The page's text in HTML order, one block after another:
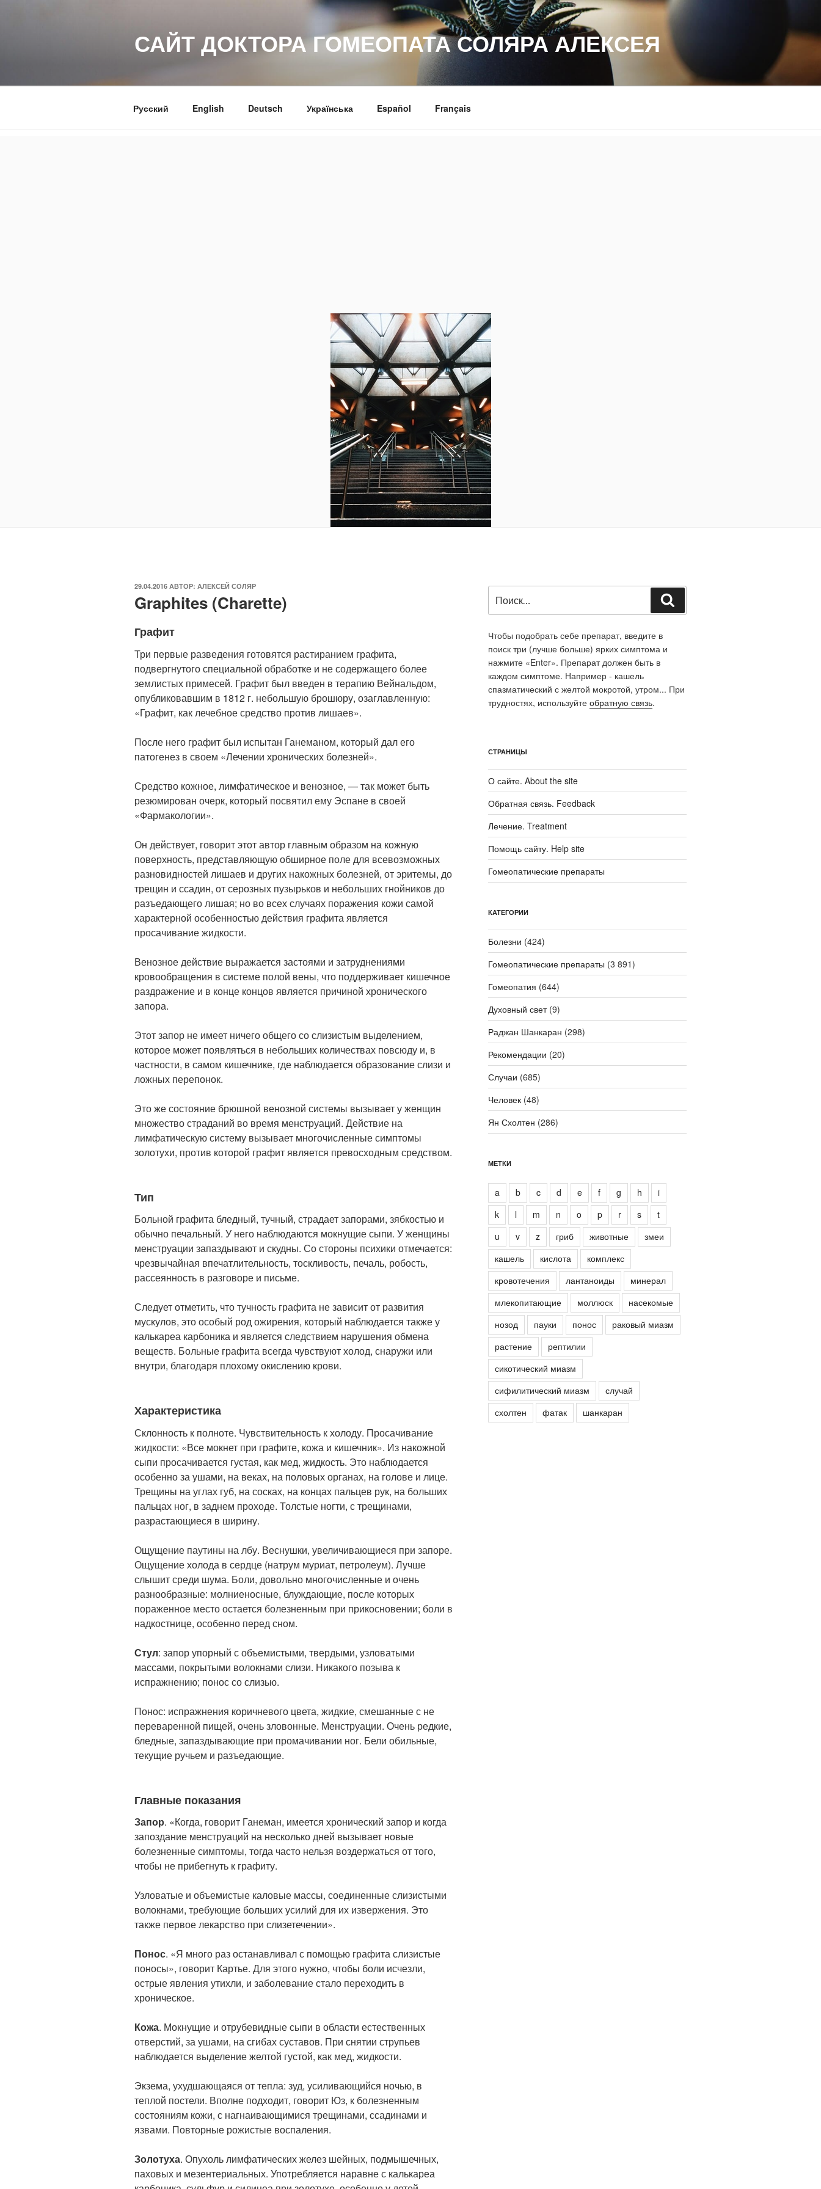
САЙТ ДОКТОРА ГОМЕОПАТА СОЛЯРА АЛЕКСЕЯ
Русский English Deutsch Українська Español Français
ОПУБЛИКОВАНО
29.04.2016 АВТОР: АЛЕКСЕЙ СОЛЯР
Graphites (Charette)
Графит
Три первые разведения готовятся растиранием графита,
подвергнутого специальной обработке и не содержащего более
землистых примесей. Графит был введен в терапию Вейнальдом,
опубликовавшим в 1812 г. небольшую брошюру, озаглавленную:
«Графит, как лечебное средство против лишаев».
После него графит был испытан Ганеманом, который дал его
патогенез в своем «Лечении хронических болезней».
Средство кожное, лимфатическое и венозное, — так может быть
резюмирован очерк, который посвятил ему Эспане в своей
«Фармакологии».
Он действует, говорит этот автор главным образом на кожную
поверхность, представляющую обширное поле для всевозможных
разновидностей лишаев и других накожных болезней, от эритемы, до
трещин и ссадин, от серозных пузырьков и небольших гнойников до
разъедающего лишая; но во всех случаях поражения кожи самой
характерной особенностью действия графита является
просачивание жидкости.
Венозное действие выражается застоями и затруднениями
кровообращения в системе полой вены, что поддерживает кишечное
раздражение и в конце концов является причиной хронического
запора.
Этот запор не имеет ничего общего со слизистым выделением,
которое может появляться в небольших количествах повсюду и, в
частности, в самом кишечнике, где наблюдается образование слизи и
ложных перепонок.
Это же состояние брюшной венозной системы вызывает у женщин
множество страданий во время менструаций. Действие на
лимфатическую систему вызывает многочисленные симптомы
золотухи, против которой графит является превосходным средством.
Тип
Больной графита бледный, тучный, страдает запорами, зябкостью и
обычно печальный. У него наблюдаются мокнущие сыпи. У женщины
менструации запаздывают и скудны. Со стороны психики отмечается:
чрезвычайная впечатлительность, тоскливость, печаль, робость,
рассеянность в разговоре и письме.
Следует отметить, что тучность графита не зависит от развития
мускулов, это особый род ожирения, который наблюдается также у
калькареа карбоника и является следствием нарушения обмена
веществ. Больные графита всегда чувствуют холод, снаружи или
внутри, благодаря плохому окислению крови.
Характеристика
Склонность к полноте. Чувствительность к холоду. Просачивание
жидкости: «Все мокнет при графите, кожа и кишечник». Из накожной
сыпи просачивается густая, как мед, жидкость. Это наблюдается
особенно за ушами, на веках, на половых органах, на голове и лице.
Трещины на углах губ, на сосках, на концах пальцев рук, на больших
пальцах ног, в заднем проходе. Толстые ногти, с трещинами,
разрастающиеся в ширину.
Ощущение паутины на лбу. Веснушки, увеличивающиеся при запоре.
Ощущение холода в сердце (натрум муриат, петролеум). Лучше
слышит среди шума. Боли, довольно многочисленные и очень
разнообразные: молниеносные, блуждающие, после которых
пораженное место остается болезненным при прикосновении; боли в
надкостнице, особенно перед сном.
Стул: запор упорный с объемистыми, твердыми, узловатыми
массами, покрытыми волокнами слизи. Никакого позыва к
испражнению; понос со слизью.
Понос: испражнения коричневого цвета, жидкие, смешанные с не
переваренной пищей, очень зловонные. Менструации. Очень редкие,
бледные, запаздывающие при промачивании ног. Бели обильные,
текущие ручьем и разъедающие.
Главные показания
Запор. «Когда, говорит Ганеман, имеется хронический запор и когда
запоздание менструаций на несколько дней вызывает новые
болезненные симптомы, тогда часто нельзя воздержаться от того,
чтобы не прибегнуть к графиту.
Узловатые и объемистые каловые массы, соединенные слизистыми
волокнами, требующие больших усилий для их извержения. Это
также первое лекарство при слизетечении».
Понос. «Я много раз останавливал с помощью графита слизистые
поносы», говорит Картье. Для этого нужно, чтобы боли исчезли,
острые явления утихли, и заболевание стало переходить в
хроническое.
Кожа. Мокнущие и отрубевидные сыпи в области естественных
отверстий, за ушами, на сгибах суставов. При снятии струпьев
наблюдается выделение желтой густой, как мед, жидкости.
Экзема, ухудшающаяся от тепла: зуд, усиливающийся ночью, в
теплой постели. Вполне подходит, говорит Юз, к болезненным
состояниям кожи, с нагнаивающимися трещинами, ссадинами и
язвами. Повторные рожистые воспаления.
Золотуха. Опухоль лимфатических желез шейных, подмышечных,
паховых и мезентериальных. Употребляется наравне с калькареа
Чтобы подобрать себе препарат, введите в
поиск три (лучше больше) ярких симптома и
нажмите «Enter». Препарат должен быть в
каждом симптоме. Например - кашель
спазматический с желтой мокротой, утром... При
трудностях, используйте обратную связь.
СТРАНИЦЫ
О сайте. About the site
Обратная связь. Feedback
Лечение. Treatment
Помощь сайту. Help site
Гомеопатические препараты
КАТЕГОРИИ
Болезни (424)
Гомеопатические препараты (3 891)
Гомеопатия (644)
Духовный свет(9)
Раджан Шанкаран (298)
Рекомендации (20)
Случаи (685)
Человек(48)
Ян Схолтен (286)
МЕТКИ
a b c d e f g h
i
k
l m n o p r s
t
u
v z гриб животные
змеи
кашель
кислота
комплекс
кровотечения
лантаноиды
минерал
млекопитающие
моллюск
насекомые
нозод
пауки понос
раковый миазм
растение
рептилии
сикотический миазм
сифилитический миазм
случай
схолтен
фатак шанкаран